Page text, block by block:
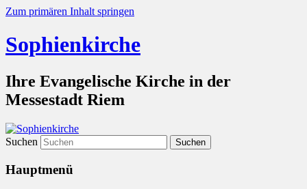
Zum primären Inhalt springen
Sophienkirche
Ihre Evangelische Kirche in der
Messestadt Riem
Suchen
Hauptmenü